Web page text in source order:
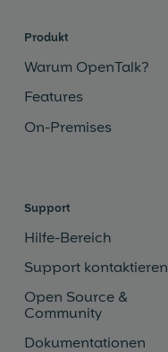
Produkt
Warum OpenTalk?
Features
On-Premises
Support
Hilfe-Bereich
Support kontaktieren
Open Source &
Community
Dokumentationen